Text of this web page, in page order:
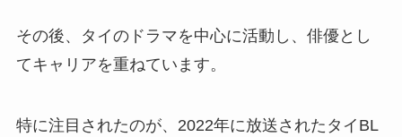
その後、タイのドラマを中心に活動し、俳優とし
てキャリアを重ねています。
特に注目されたのが、2022年に放送されたタイBL